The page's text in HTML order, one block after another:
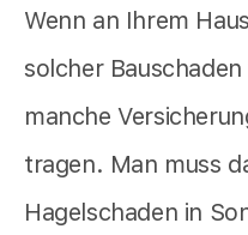
Wenn an Ihrem
solcher
manche
tragen. Man muss
Hagelschaden in